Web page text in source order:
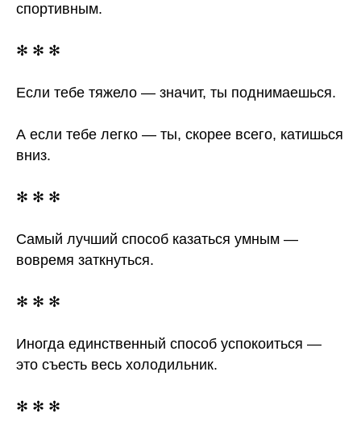
спортивным.
✻ ✻ ✻
Если тебе тяжело — значит, ты поднимаешься.
А если тебе легко — ты, скорее всего, катишься
вниз.
✻ ✻ ✻
Самый лучший способ казаться умным —
вовремя заткнуться.
✻ ✻ ✻
Иногда единственный способ успокоиться —
это съесть весь холодильник.
✻ ✻ ✻